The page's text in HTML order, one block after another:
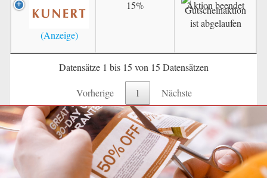
15% Aktion beendet
Datensätze 1 bis 15 von 15 Datensätzen
Vorherige 1 Nächste